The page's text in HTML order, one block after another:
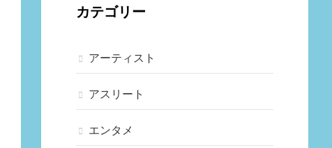
カテゴリー
アーティスト
アスリート
エンタメ